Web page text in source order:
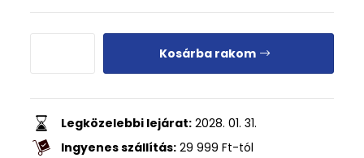
Kosárba rakom
Legközelebbi lejárat: 2028. 01. 31.
Ingyenes szállítás: 29 999 Ft-tól